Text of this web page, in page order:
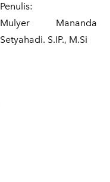
Penulis:
​Mulyer Mananda
Setyahadi. S.IP., M.Si